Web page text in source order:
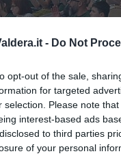
- Do Not
opt-out of the sale,
for targeted
selection. Please note
interest-based ads
to third parties
of your personal
Il tifo sugli spalti